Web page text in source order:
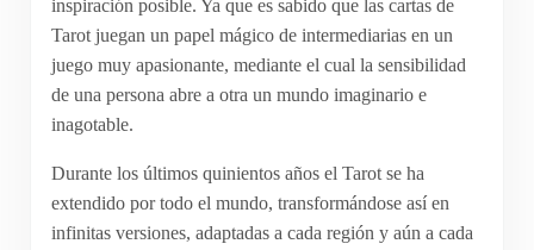
inspiración posible. Ya que es sabido que las cartas de
Tarot juegan un papel mágico de intermediarias en un
juego muy apasionante, mediante el cual la sensibilidad
de una persona abre a otra un mundo imaginario e
inagotable.
Durante los últimos quinientos años el Tarot se ha
extendido por todo el mundo, transformándose así en
infinitas versiones, adaptadas a cada región y aún a cada